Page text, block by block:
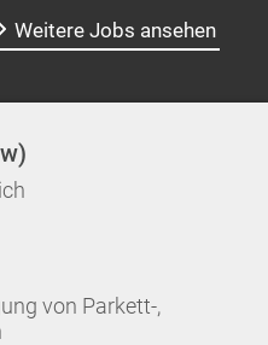
Weitere Jobs ansehen
von Parkett-,